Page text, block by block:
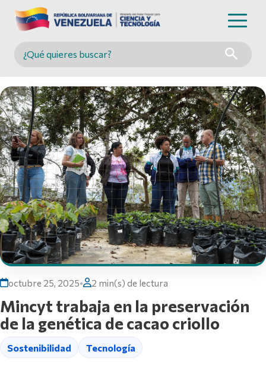
Buscar en MINCYT
octubre 25, 2025• 2 min(s) de lectura
Mincyt trabaja en la preservación
de la genética de cacao criollo
Sostenibilidad Tecnología